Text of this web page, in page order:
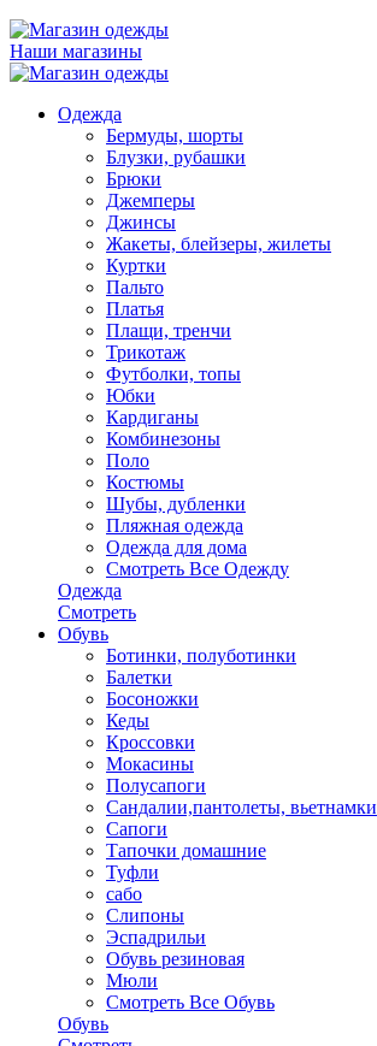
Наши магазины
Одежда
Бермуды, шорты
Блузки, рубашки
Брюки
Джемперы
Джинсы
Жакеты, блейзеры, жилеты
Куртки
Пальто
Платья
Плащи, тренчи
Трикотаж
Футболки, топы
Юбки
Кардиганы
Комбинезоны
Поло
Костюмы
Шубы, дубленки
Пляжная одежда
Одежда для дома
Смотреть Все Одежду
Одежда
Смотреть
Обувь
Ботинки, полуботинки
Балетки
Босоножки
Кеды
Кроссовки
Мокасины
Полусапоги
Сандалии,пантолеты, вьетнамки
Сапоги
Тапочки домашние
Туфли
сабо
Слипоны
Эспадрильи
Обувь резиновая
Мюли
Смотреть Все Обувь
Обувь